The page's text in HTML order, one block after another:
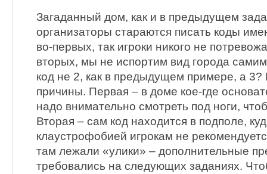
Загаданный дом, как и в предыдущем
организаторы стараются писать коды
во-первых, так игроки никого не
вторых, мы не испортим вид города
код не 2, как в предыдущем примере, а 3?
причины. Первая – в доме кое-где
надо внимательно смотреть под ноги,
Вторая – сам код находится в подполе,
клаустрофобией игрокам не
там лежали «улики» – дополнительные
требовались на следующих заданиях.